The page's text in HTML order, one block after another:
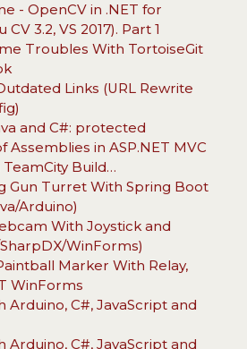
- OpenCV in .NET for
3.2, VS 2017). Part 1
Troubles With TortoiseGit
Links (URL Rewrite
and C#: protected
Assemblies in ASP.NET MVC
Build…
Gun Turret With Spring Boot
Arduino)
With Joystick and
WinForms)
Marker With Relay,
WinForms
Arduino, C#, JavaScript and
Arduino, C#, JavaScript and